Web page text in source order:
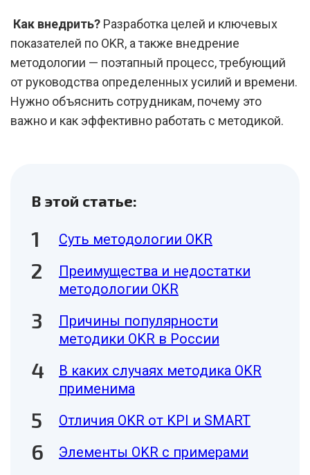
Как внедрить? Разработка целей и ключевых
показателей по OKR, а также внедрение
методологии — поэтапный процесс, требующий
от руководства определенных усилий и времени.
Нужно объяснить сотрудникам, почему это
важно и как эффективно работать с методикой.
В этой статье:
Суть методологии OKR
Преимущества и недостатки
методологии OKR
Причины популярности
методики OKR в России
В каких случаях методика OKR
применима
Отличия OKR от KPI и SMART
Элементы OKR с примерами